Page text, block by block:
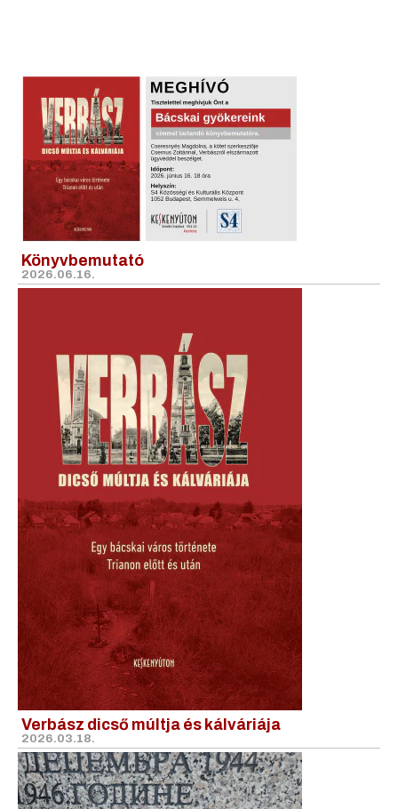
Könyvbemutató
2026.06.16.
Verbász dicső múltja és kálváriája
2026.03.18.